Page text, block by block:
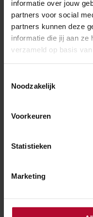
informatie over jouw
partners voor social
partners kunnen deze
informatie die jij aan ze
verzameld op basis
Noodzakelijk
Voorkeuren
Statistieken
Marketing
allemaal járen.”
Hoe denk je
het nodig, zéker met
Daarom
die
kilometer
gebied